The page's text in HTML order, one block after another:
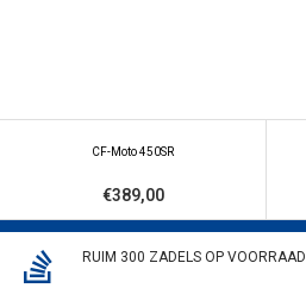
CF-Moto 450SR
€389,00
RUIM 300 ZADELS OP VOORRAAD